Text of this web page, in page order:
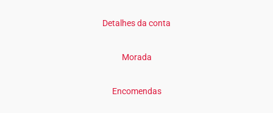
Detalhes da conta
Morada
Encomendas